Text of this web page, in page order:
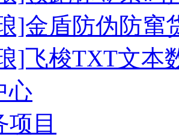
]金盾防伪防窜
]飞梭TXT文本
心
项目